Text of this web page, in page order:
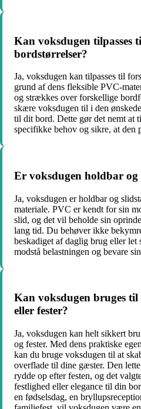
Kan voksdugen tilpasses
bordstørrelser?
Ja, voksdugen kan tilpasses til
grund af dens fleksible PVC-
og strækkes over forskellige
skære voksdugen til i den
til dit bord. Dette gør det nemt at
specifikke behov og sikre, at den
Er voksdugen holdbar
Ja, voksdugen er holdbar og
materiale. PVC er kendt for sin
slid, og det vil beholde sin
lang tid. Du behøver ikke
beskadiget af daglig brug eller let
modstå belastningen og bevare
Kan voksdugen bruges til
eller fester?
Ja, voksdugen kan helt sikkert
og fester. Med dens praktiske
kan du bruge voksdugen til at
overflade til dine gæster. Den
rydde op efter festen, og det
festlighed eller elegance til din
en fødselsdag, en